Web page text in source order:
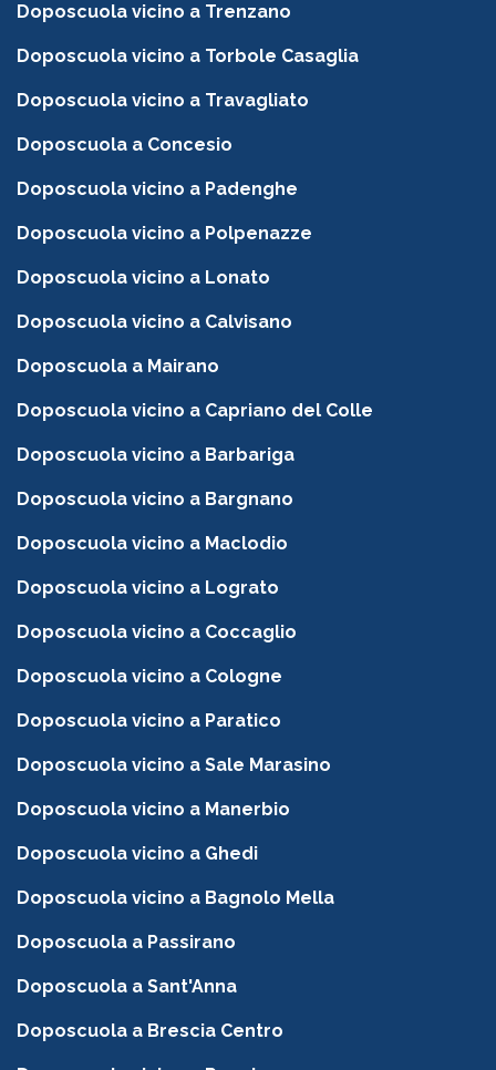
Doposcuola vicino a Trenzano
Doposcuola vicino a Torbole Casaglia
Doposcuola vicino a Travagliato
Doposcuola a Concesio
Doposcuola vicino a Padenghe
Doposcuola vicino a Polpenazze
Doposcuola vicino a Lonato
Doposcuola vicino a Calvisano
Doposcuola a Mairano
Doposcuola vicino a Capriano del Colle
Doposcuola vicino a Barbariga
Doposcuola vicino a Bargnano
Doposcuola vicino a Maclodio
Doposcuola vicino a Lograto
Doposcuola vicino a Coccaglio
Doposcuola vicino a Cologne
Doposcuola vicino a Paratico
Doposcuola vicino a Sale Marasino
Doposcuola vicino a Manerbio
Doposcuola vicino a Ghedi
Doposcuola vicino a Bagnolo Mella
Doposcuola a Passirano
Doposcuola a Sant'Anna
Doposcuola a Brescia Centro